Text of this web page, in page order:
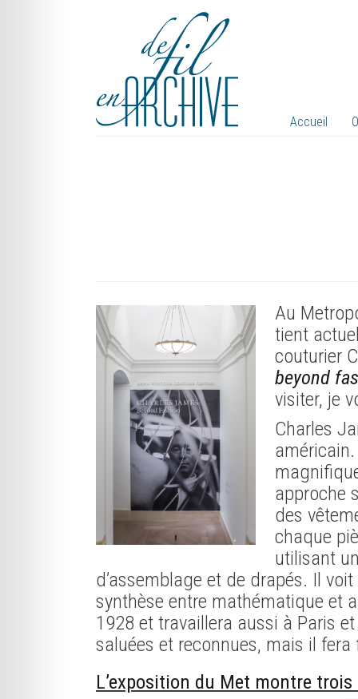
Accueil
Au
tient
couturier
beyond
visiter, je
Charles
approche
des
chaque
utilisant
d’assemblage et de drapés. Il
synthèse entre mathématique et
1928 et travaillera aussi à Paris
saluées et reconnues, mais il
L’exposition du Met montre